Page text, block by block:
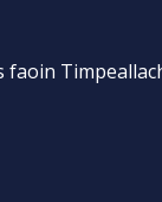
faoin